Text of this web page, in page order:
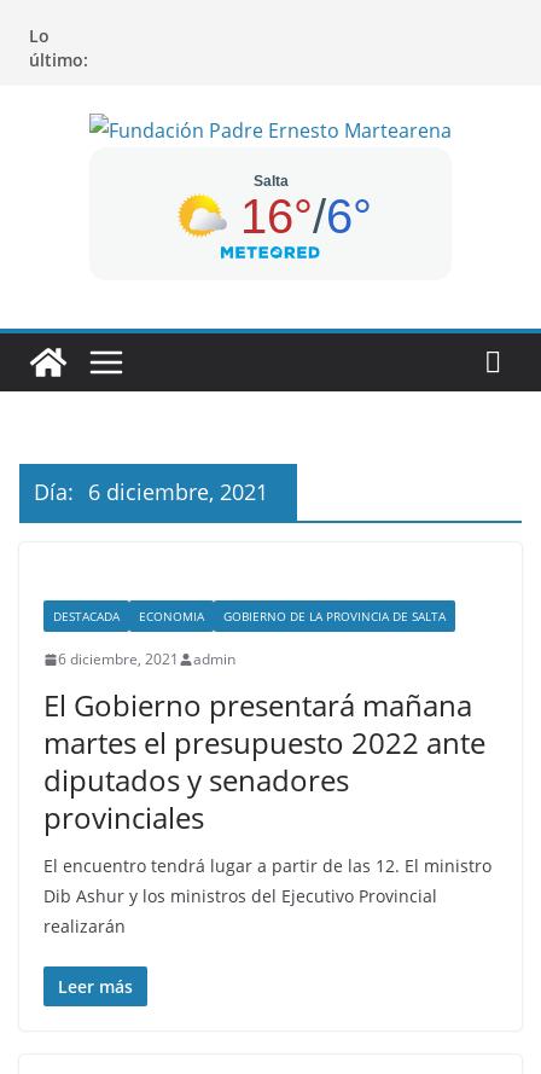
Lo
último:
Día: 6 diciembre, 2021
DESTACADA ECONOMIA GOBIERNO DE LA PROVINCIA DE SALTA
6 diciembre, 2021 admin
El Gobierno presentará mañana
martes el presupuesto 2022 ante
diputados y senadores
provinciales
El encuentro tendrá lugar a partir de las 12. El ministro
Dib Ashur y los ministros del Ejecutivo Provincial
realizarán
Leer más